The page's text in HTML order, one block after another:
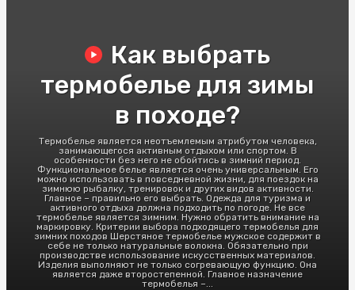
Как выбрать
термобелье для зимы
в походе?
Термобелье является неотъемлемым атрибутом человека,
занимающегося активным отдыхом или спортом. В
особенности без него не обойтись в зимний период.
Функциональное белье является очень универсальным. Его
можно использовать в повседневной жизни, для поездок на
зимнюю рыбалку, тренировок и других видов активности.
Главное – правильно его выбрать. Одежда для туризма и
активного отдыха должна подходить по погоде. Не все
термобелье является зимним. Нужно обратить внимание на
маркировку. Критерии выбора подходящего термобелья для
зимних походов Шерстяное термобелье мужское содержит в
себе не только натуральные волокна. Обязательно при
производстве использование искусственных материалов.
Изделия выполняют не только согревающую функцию. Она
является даже второстепенной. Главное назначение
термобелья –...